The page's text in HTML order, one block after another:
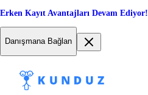
Erken Kayıt Avantajları Devam Ediyor!
Danışmana Bağlan